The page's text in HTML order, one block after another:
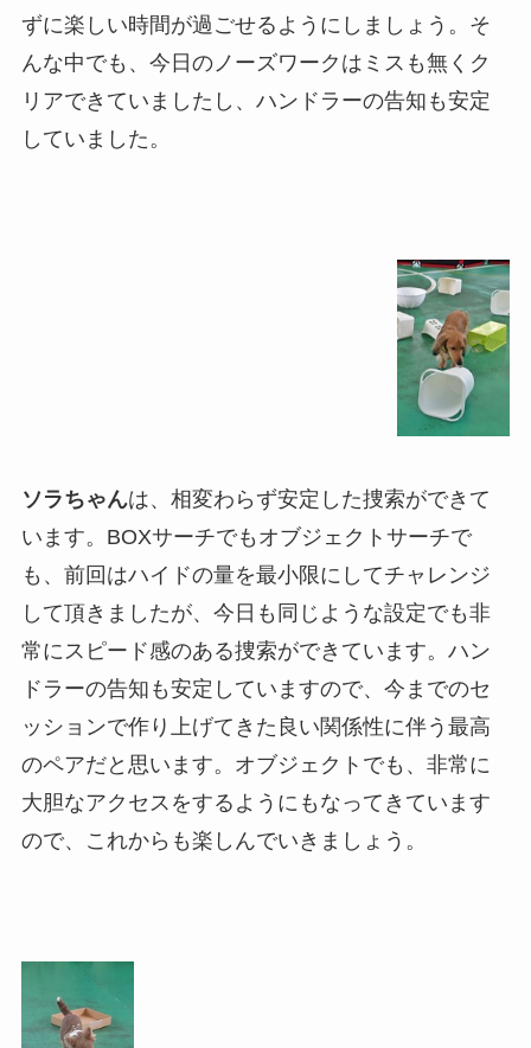
ずに楽しい時間が過ごせるようにしましょう。そ
んな中でも、今日のノーズワークはミスも無くク
リアできていましたし、ハンドラーの告知も安定
していました。
ソラちゃんは、相変わらず安定した捜索ができて
います。BOXサーチでもオブジェクトサーチで
も、前回はハイドの量を最小限にしてチャレンジ
して頂きましたが、今日も同じような設定でも非
常にスピード感のある捜索ができています。ハン
ドラーの告知も安定していますので、今までのセ
ッションで作り上げてきた良い関係性に伴う最高
のペアだと思います。オブジェクトでも、非常に
大胆なアクセスをするようにもなってきています
ので、これからも楽しんでいきましょう。